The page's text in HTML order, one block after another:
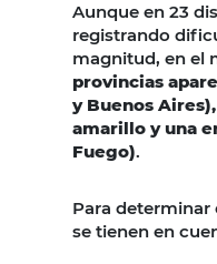
Aunque en 23
registrando
magnitud, en el
provincias
y Buenos
amarillo y una
Fuego).
Para determinar
se tienen en